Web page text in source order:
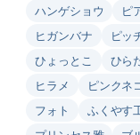
ハンゲショウ
ピ
ヒガンバナ
ピッ
ひょっとこ
ひら
ヒラメ
ピンクネ
フォト
ふくやす